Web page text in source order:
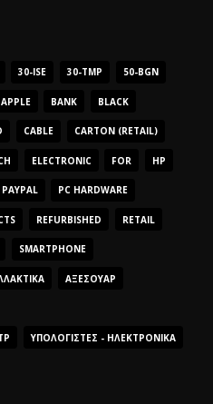
30-ISE 30-TMP 50-BGN
APPLE BANK BLACK
CABLE CARTON (RETAIL)
ELECTRONIC FOR HP
PAYPAL PC HARDWARE
REFURBISHED RETAIL
SMARTPHONE
ΑΞΕΣΟΥΆΡ
ΥΠΟΛΟΓΙΣΤΈΣ - ΗΛΕΚΤΡΟΝΙΚΆ